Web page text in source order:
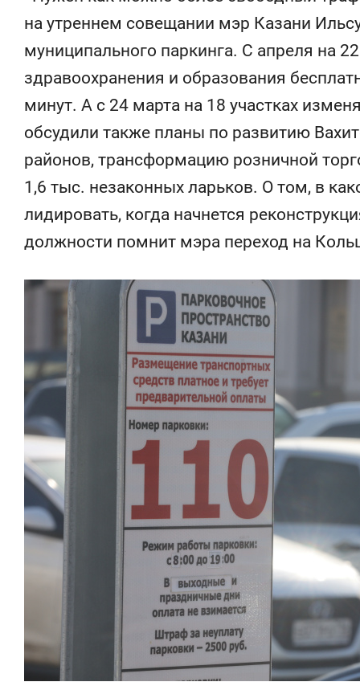
на утреннем совещании мэр Казани
муниципального паркинга. С апреля на
здравоохранения и образования
минут. А с 24 марта на 18 участках
обсудили также планы по развитию
районов, трансформацию розничной
1,6 тыс. незаконных ларьков. О том, в
лидировать, когда начнется
должности помнит мэра переход на
и ВТБ
150 камер до квартиры и Face
ID вместо ключа: какой будет
безопасность в ЖК «Нова»